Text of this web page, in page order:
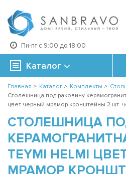
Пн-пт с 9:00 до 18:00
Каталог
Главная > Каталог > Комплекты >
Столешница под раковину
цвет черный мрамор кронштейны 2 шт.
СТОЛЕШНИЦА
TEYMI HELMI
МРАМОР